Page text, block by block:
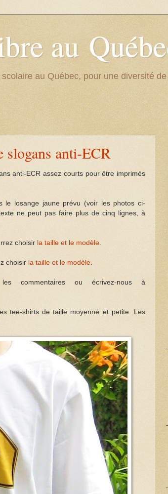
au
au Québec, pour une diversité
slogans anti-ECR
anti-ECR assez courts pour être imprimés
losange jaune prévu (voir les photos ci-
ne peut pas faire plus de cinq lignes, à
choisir la taille et le modèle
choisir la taille et le modèle
commentaires ou écrivez-nous à
tee-shirts de taille moyenne et petite. Les